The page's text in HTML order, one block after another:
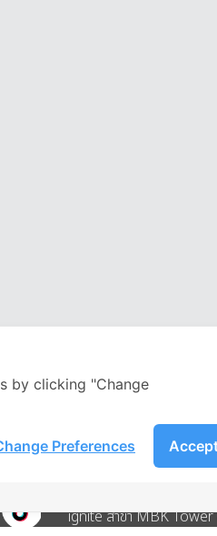
Address
บริษัท อิกไนท์ เอ สตาร์ จ
ignite สาขา MBK
by clicking "Change
Preferences